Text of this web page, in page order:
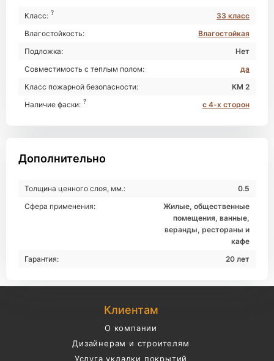
Класс: ?
33 класс
Влагостойкость:
Влагостойкая
Подложка:
Нет
Совместимость с теплым полом:
да
Класс пожарной безопасности:
КМ 2
Наличие фаски: ? с 4-х сторон
Дополнительно
Толщина ценного слоя, мм.:
0.5
Сфера применения:
Жилые, общественные
помещения, ванные,
веранды, рестораны и
кафе
Гарантия:
20 лет
Клиентам
О компании
Дизайнерам и строителям
Услуга укладки покрытий